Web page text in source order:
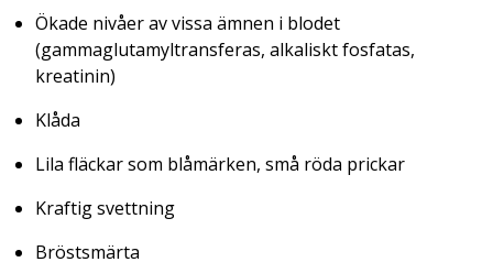
Ökade nivåer av vissa ämnen i blodet
(gammaglutamyltransferas, alkaliskt fosfatas,
kreatinin)
Klåda
Lila fläckar som blåmärken, små röda prickar
Kraftig svettning
Bröstsmärta